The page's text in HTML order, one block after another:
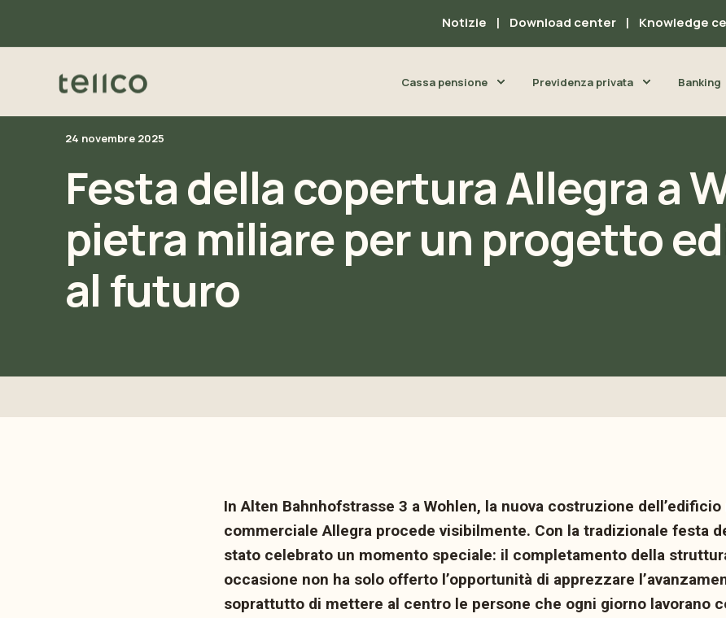
Notizie Download center Knowledge
Cassa pensione Previdenza privata Banking
24 novembre 2025
Festa della copertura Allegra a
pietra miliare per un progetto
al futuro
In Alten Bahnhofstrasse 3 a Wohlen, la nuova costruzione
commerciale Allegra procede visibilmente. Con la tradizionale festa
stato celebrato un momento speciale: il completamento della
occasione non ha solo offerto l’opportunità di apprezzare
soprattutto di mettere al centro le persone che ogni giorno lavorano